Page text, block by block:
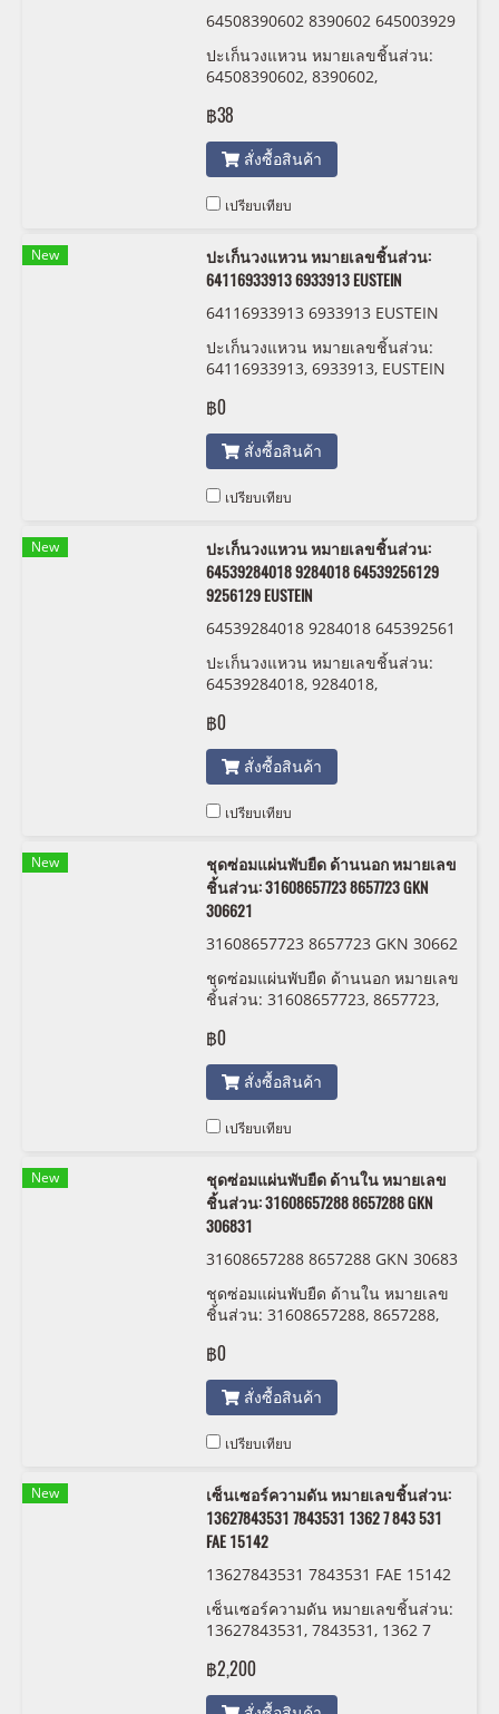
64508390602 8390602 645003929
34 0392934 64501363571 1363571
EUSTEIN
ปะเก็นวงแหวน หมายเลขชิ้นส่วน:
64508390602, 8390602,
64501363571 , 1363571 EUSTEIN
฿38
สั่งซื้อสินค้า
เปรียบเทียบ
New
ปะเก็นวงแหวน หมายเลขชิ้นส่วน:
64116933913 6933913 EUSTEIN
64116933913 6933913 EUSTEIN
ปะเก็นวงแหวน หมายเลขชิ้นส่วน:
64116933913, 6933913, EUSTEIN
฿0
สั่งซื้อสินค้า
เปรียบเทียบ
New
ปะเก็นวงแหวน หมายเลขชิ้นส่วน:
64539284018 9284018 64539256129
9256129 EUSTEIN
64539284018 9284018 645392561
29 9256129 EUSTEIN
ปะเก็นวงแหวน หมายเลขชิ้นส่วน:
64539284018, 9284018,
฿0
สั่งซื้อสินค้า
เปรียบเทียบ
New
ชุดซ่อมแผ่นพับยืด ด้านนอก หมายเลข
ชิ้นส่วน: 31608657723 8657723 GKN
306621
31608657723 8657723 GKN 30662
ชุดซ่อมแผ่นพับยืด ด้านนอก หมายเลข
ชิ้นส่วน: 31608657723, 8657723,
฿0
สั่งซื้อสินค้า
เปรียบเทียบ
New
ชุดซ่อมแผ่นพับยืด ด้านใน หมายเลข
ชิ้นส่วน: 31608657288 8657288 GKN
306831
31608657288 8657288 GKN 30683
ชุดซ่อมแผ่นพับยืด ด้านใน หมายเลข
ชิ้นส่วน: 31608657288, 8657288,
฿0
สั่งซื้อสินค้า
เปรียบเทียบ
New
เซ็นเซอร์ความดัน หมายเลขชิ้นส่วน:
13627843531 7843531 1362 7 843 531
FAE 15142
13627843531 7843531 FAE 15142
เซ็นเซอร์ความดัน หมายเลขชิ้นส่วน:
13627843531, 7843531, 1362 7
฿2,200